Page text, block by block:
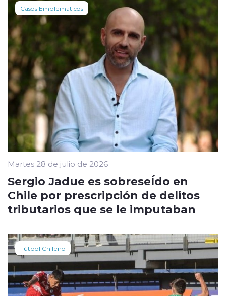
Casos Emblemáticos
Martes 28 de julio de 2026
Sergio Jadue es sobreseÍdo en
Chile por prescripción de delitos
tributarios que se le imputaban
Fútbol Chileno